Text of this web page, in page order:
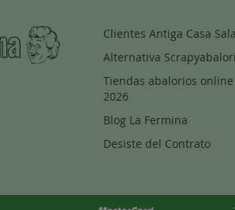
Clientes Antiga Casa Sala
Alternativa
Tiendas abalorios online
2026
Blog La Fermina
Desiste del Contrato